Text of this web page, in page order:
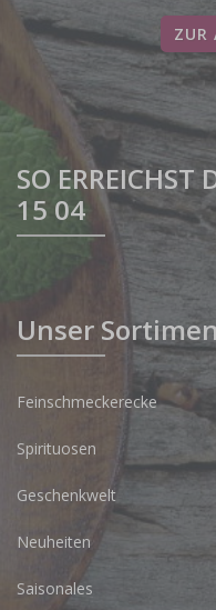
ZUR
SO
15 04
Unser
Feinschmeckerecke
Spirituosen
Geschenkwelt
Neuheiten
Saisonales